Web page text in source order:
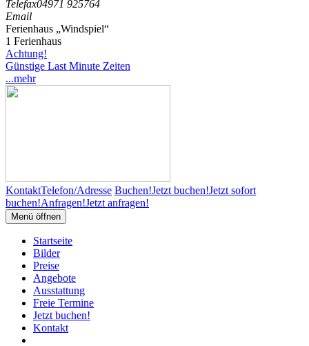
Telefax04971 925764
Email
Ferienhaus „Windspiel“
1 Ferienhaus
Achtung!
Günstige Last Minute Zeiten
...mehr
KontaktTelefon/Adresse Buchen!Jetzt buchen!Jetzt sofort
buchen!Anfragen!Jetzt anfragen!
Menü öffnen
Startseite
Bilder
Preise
Angebote
Ausstattung
Freie Termine
Jetzt buchen!
Kontakt